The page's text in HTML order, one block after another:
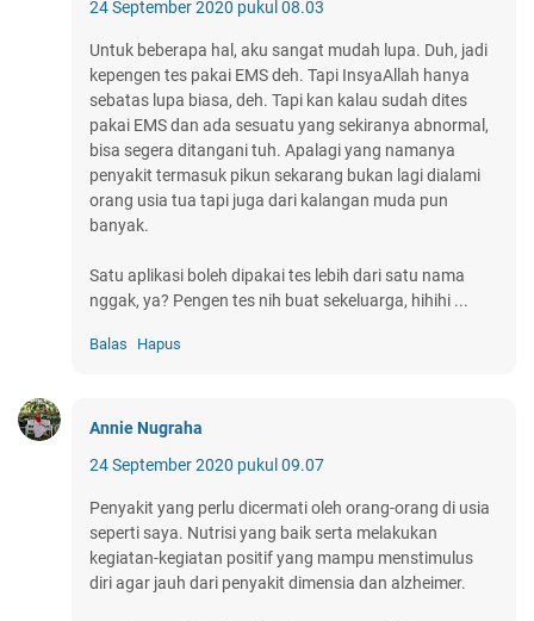
24 September 2020 pukul 08.03
Untuk beberapa hal, aku sangat mudah lupa. Duh, jadi
kepengen tes pakai EMS deh. Tapi InsyaAllah hanya
sebatas lupa biasa, deh. Tapi kan kalau sudah dites
pakai EMS dan ada sesuatu yang sekiranya abnormal,
bisa segera ditangani tuh. Apalagi yang namanya
penyakit termasuk pikun sekarang bukan lagi dialami
orang usia tua tapi juga dari kalangan muda pun
banyak.
Satu aplikasi boleh dipakai tes lebih dari satu nama
nggak, ya? Pengen tes nih buat sekeluarga, hihihi ...
Balas Hapus
Annie Nugraha
24 September 2020 pukul 09.07
Penyakit yang perlu dicermati oleh orang-orang di usia
seperti saya. Nutrisi yang baik serta melakukan
kegiatan-kegiatan positif yang mampu menstimulus
diri agar jauh dari penyakit dimensia dan alzheimer.